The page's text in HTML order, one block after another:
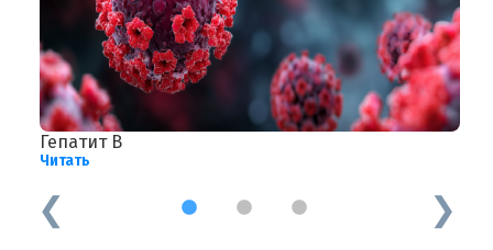
Гепатит В
Читать
1 2 3